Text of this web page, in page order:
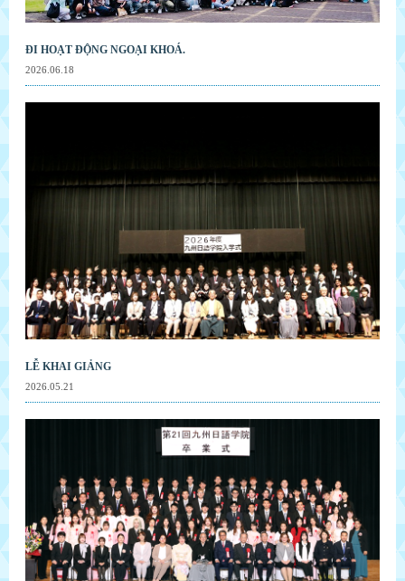
ĐI HOẠT ĐỘNG NGOẠI KHOÁ.
2026.06.18
LỄ KHAI GIẢNG
2026.05.21